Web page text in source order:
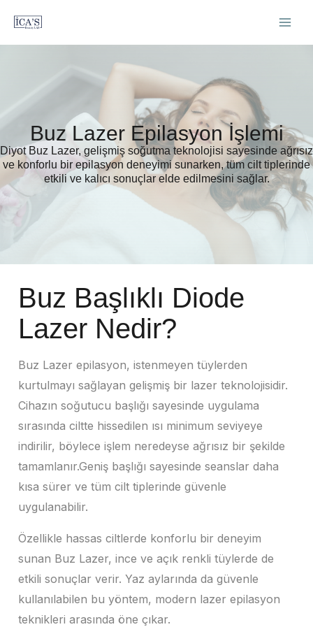
atla
Buz Lazer Epilasyon İşlemi
Diyot Buz Lazer, gelişmiş soğutma teknolojisi sayesinde ağrısız
ve konforlu bir epilasyon deneyimi sunarken, tüm cilt tiplerinde
etkili ve kalıcı sonuçlar elde edilmesini sağlar.
Buz Başlıklı Diode
Lazer Nedir?
Buz Lazer epilasyon, istenmeyen tüylerden
kurtulmayı sağlayan gelişmiş bir lazer teknolojisidir.
Cihazın soğutucu başlığı sayesinde uygulama
sırasında ciltte hissedilen ısı minimum seviyeye
indirilir, böylece işlem neredeyse ağrısız bir şekilde
tamamlanır.Geniş başlığı sayesinde seanslar daha
kısa sürer ve tüm cilt tiplerinde güvenle
uygulanabilir.
Özellikle hassas ciltlerde konforlu bir deneyim
sunan Buz Lazer, ince ve açık renkli tüylerde de
etkili sonuçlar verir. Yaz aylarında da güvenle
kullanılabilen bu yöntem, modern lazer epilasyon
teknikleri arasında öne çıkar.